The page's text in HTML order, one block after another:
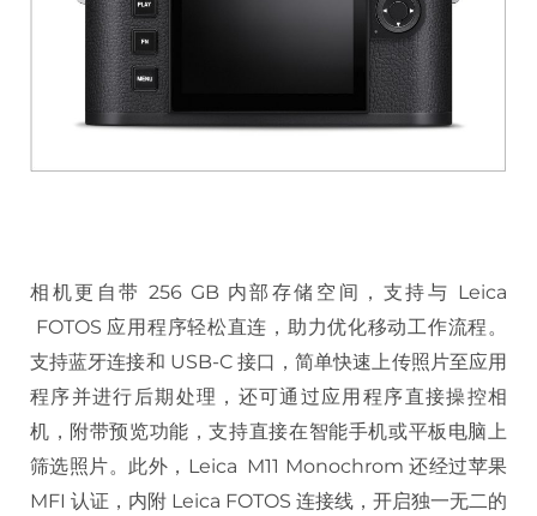
相机更自带 256 GB 内部存储空间，支持与 Leica
FOTOS 应用程序轻松直连，助力优化移动工作流程。
支持蓝牙连接和 USB-C 接口，简单快速上传照片至应用
程序并进行后期处理，还可通过应用程序直接操控相
机，附带预览功能，支持直接在智能手机或平板电脑上
筛选照片。此外，Leica M11 Monochrom 还经过苹果
MFI 认证，内附 Leica FOTOS 连接线，开启独一无二的